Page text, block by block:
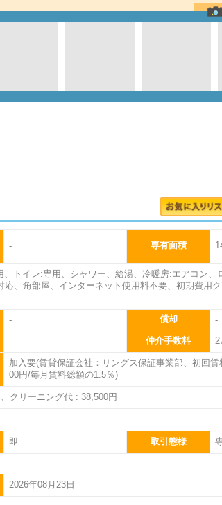
- 専有面積
トイレ:専用、シャワー、給湯、冷暖房:エアコン、
、角部屋、インターネット使用料不要、初期費用
- 償却
-
- 仲介手数料
加入要(賃貸保証会社：リングス保証事業部、初回
00円/毎月賃料総額の1.5％)
クリーニング代 : 38,500円
即 取引態様
2026年08月23日